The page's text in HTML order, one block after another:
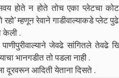
होते न होते तोच एका प्लेटचा
म्हणून रेवाने गाडीवाल्याकडे प्लेट
केली .
जेवढे सांगितले तेवढे
भानगडीत तो पडला नाही .
दूरवरून आदिती येताना दिसते .